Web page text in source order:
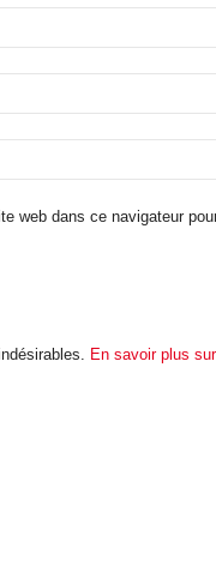
web dans ce navigateur
En savoir plus